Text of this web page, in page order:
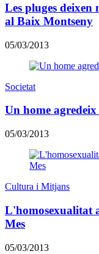
Les pluges deixen
al Baix Montseny
05/03/2013
Societat
Un home
05/03/2013
Cultura i Mitjans
L'homosexualitat
Mes
05/03/2013